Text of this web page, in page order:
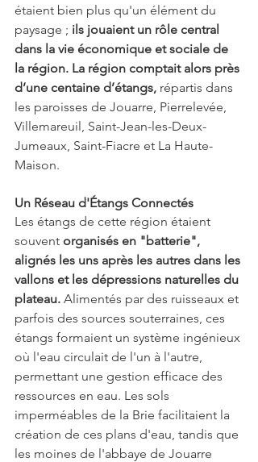
étaient bien plus qu'un élément du
paysage ; ils jouaient un rôle central
dans la vie économique et sociale de
la région. La région comptait alors près
d’une centaine d’étangs, répartis dans
les paroisses de Jouarre, Pierrelevée,
Villemareuil, Saint-Jean-les-Deux-
Jumeaux, Saint-Fiacre et La Haute-
Maison.
Un Réseau d'Étangs Connectés
Les étangs de cette région étaient
souvent organisés en "batterie",
alignés les uns après les autres dans les
vallons et les dépressions naturelles du
plateau. Alimentés par des ruisseaux et
parfois des sources souterraines, ces
étangs formaient un système ingénieux
où l'eau circulait de l'un à l'autre,
permettant une gestion efficace des
ressources en eau. Les sols
imperméables de la Brie facilitaient la
création de ces plans d'eau, tandis que
les moines de l'abbaye de Jouarre